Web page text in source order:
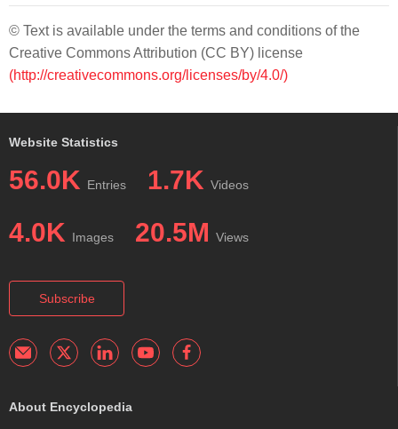
© Text is available under the terms and conditions of the
Creative Commons Attribution (CC BY) license
(http://creativecommons.org/licenses/by/4.0/)
Website Statistics
56.0K Entries 1.7K Videos
4.0K Images 20.5M Views
Subscribe
About Encyclopedia